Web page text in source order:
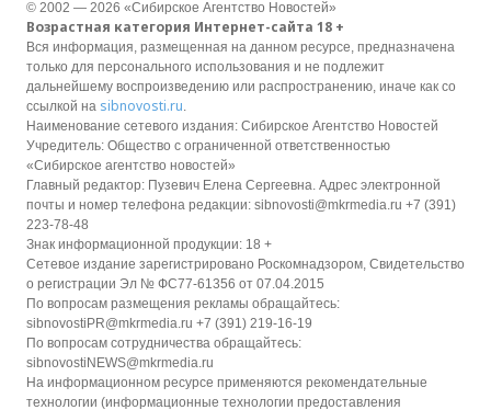
© 2002 — 2026 «Сибирское Агентство Новостей»
Возрастная категория Интернет-сайта 18 +
Вся информация, размещенная на данном ресурсе, предназначена
только для персонального использования и не подлежит
дальнейшему воспроизведению или распространению, иначе как со
ссылкой на sibnovosti.ru
Наименование сетевого издания: Сибирское Агентство Новостей
Учредитель: Общество с ограниченной ответственностью
«Сибирское агентство новостей»
Главный редактор: Пузевич Елена Сергеевна. Адрес электронной
почты и номер телефона редакции: sibnovosti@mkrmedia.ru +7 (391)
223-78-48
Знак информационной продукции: 18 +
Сетевое издание зарегистрировано Роскомнадзором, Свидетельство
о регистрации Эл № ФС77-61356 от 07.04.2015
По вопросам размещения рекламы обращайтесь:
sibnovostiPR@mkrmedia.ru +7 (391) 219-16-19
По вопросам сотрудничества обращайтесь:
sibnovostiNEWS@mkrmedia.ru
На информационном ресурсе применяются рекомендательные
технологии (информационные технологии предоставления